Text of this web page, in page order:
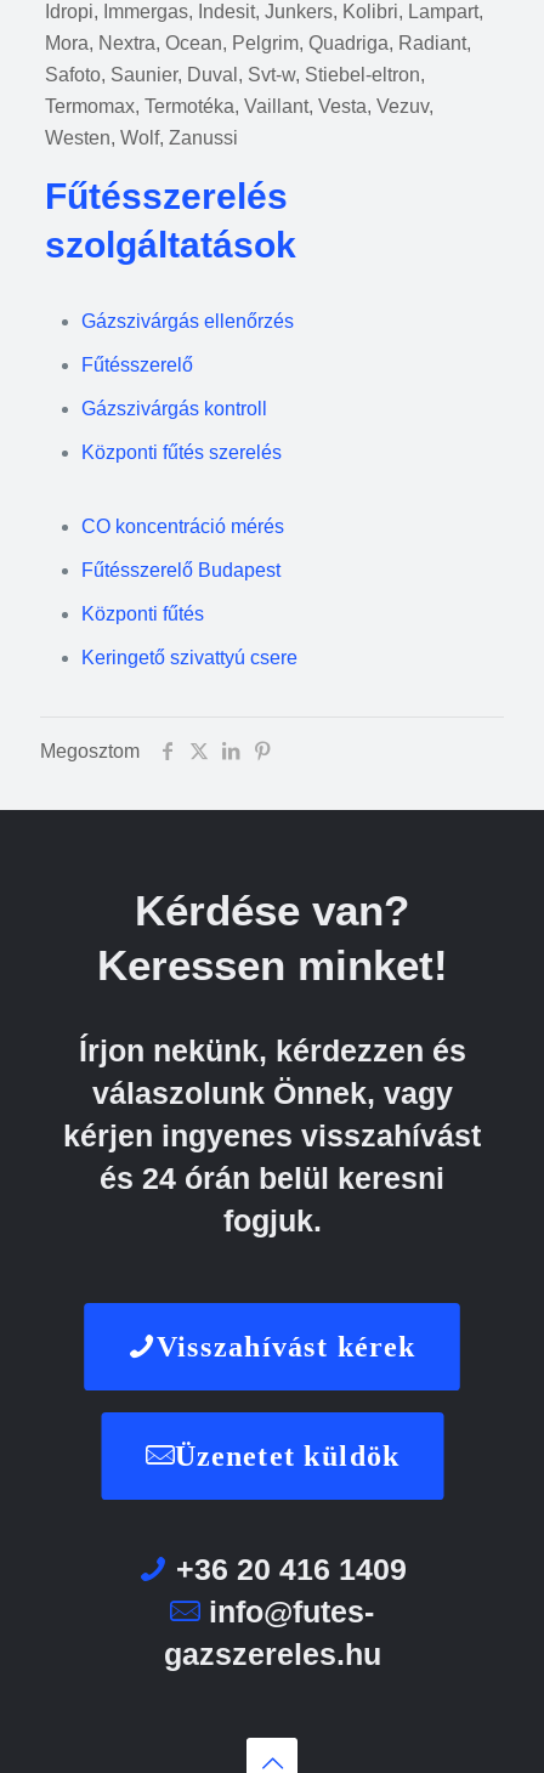
Idropi, Immergas, Indesit, Junkers, Kolibri, Lampart,
Mora, Nextra, Ocean, Pelgrim, Quadriga, Radiant,
Safoto, Saunier, Duval, Svt-w, Stiebel-eltron,
Termomax, Termotéka, Vaillant, Vesta, Vezuv,
Westen, Wolf, Zanussi
Fűtésszerelés
szolgáltatások
Gázszivárgás ellenőrzés
Fűtésszerelő
Gázszivárgás kontroll
Központi fűtés szerelés
CO koncentráció mérés
Fűtésszerelő Budapest
Központi fűtés
Keringető szivattyú csere
Megosztom
Kérdése van?
Keressen minket!
Írjon nekünk, kérdezzen és
válaszolunk Önnek, vagy
kérjen ingyenes visszahívást
és 24 órán belül keresni
fogjuk.
Visszahívást kérek
Üzenetet küldök
+36 20 416 1409
info@futes-
gazszereles.hu